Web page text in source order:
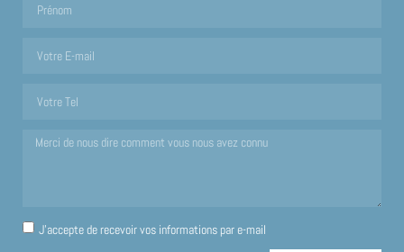
J'accepte de recevoir vos informations par e-mail